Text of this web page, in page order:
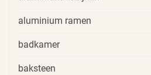
aluminium ramen
badkamer
baksteen